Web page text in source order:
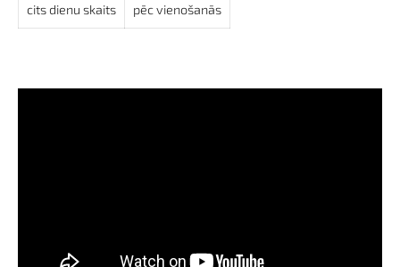
cits dienu skaits pēc vienošanās